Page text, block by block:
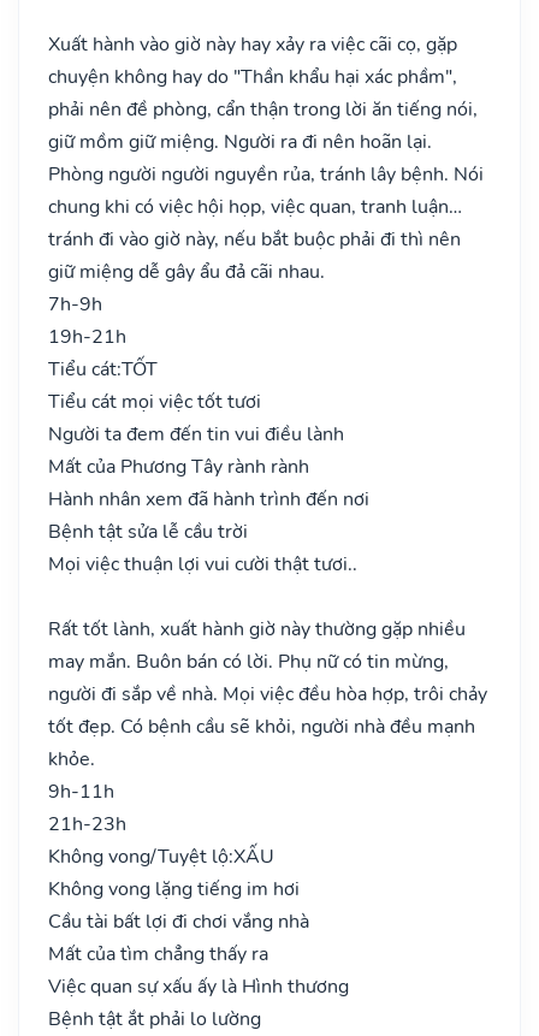
Xuất hành vào giờ này hay xảy ra việc cãi cọ, gặp
chuyện không hay do "Thần khẩu hại xác phầm",
phải nên đề phòng, cẩn thận trong lời ăn tiếng nói,
giữ mồm giữ miệng. Người ra đi nên hoãn lại.
Phòng người người nguyền rủa, tránh lây bệnh. Nói
chung khi có việc hội họp, việc quan, tranh luận…
tránh đi vào giờ này, nếu bắt buộc phải đi thì nên
giữ miệng dễ gây ẩu đả cãi nhau.
7h-9h
19h-21h
Tiểu cát:TỐT
Tiểu cát mọi việc tốt tươi
Người ta đem đến tin vui điều lành
Mất của Phương Tây rành rành
Hành nhân xem đã hành trình đến nơi
Bệnh tật sửa lễ cầu trời
Mọi việc thuận lợi vui cười thật tươi..
Rất tốt lành, xuất hành giờ này thường gặp nhiều
may mắn. Buôn bán có lời. Phụ nữ có tin mừng,
người đi sắp về nhà. Mọi việc đều hòa hợp, trôi chảy
tốt đẹp. Có bệnh cầu sẽ khỏi, người nhà đều mạnh
khỏe.
9h-11h
21h-23h
Không vong/Tuyệt lộ:XẤU
Không vong lặng tiếng im hơi
Cầu tài bất lợi đi chơi vắng nhà
Mất của tìm chẳng thấy ra
Việc quan sự xấu ấy là Hình thương
Bệnh tật ắt phải lo lường